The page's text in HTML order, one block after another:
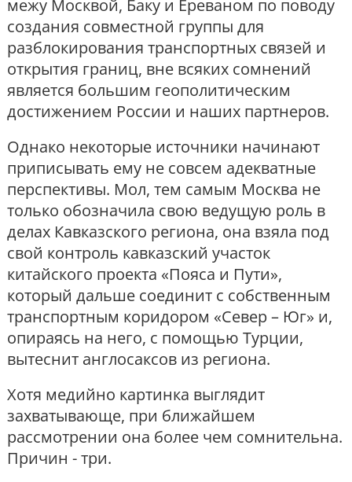
межу Москвой, Баку и Ереваном по поводу
создания совместной группы для
разблокирования транспортных связей и
открытия границ, вне всяких сомнений
является большим геополитическим
достижением России и наших партнеров.
Однако некоторые источники начинают
приписывать ему не совсем адекватные
перспективы. Мол, тем самым Москва не
только обозначила свою ведущую роль в
делах Кавказского региона, она взяла под
свой контроль кавказский участок
китайского проекта «Пояса и Пути»,
который дальше соединит с собственным
транспортным коридором «Север – Юг» и,
опираясь на него, с помощью Турции,
вытеснит англосаксов из региона.
Хотя медийно картинка выглядит
захватывающе, при ближайшем
рассмотрении она более чем сомнительна.
Причин - три.